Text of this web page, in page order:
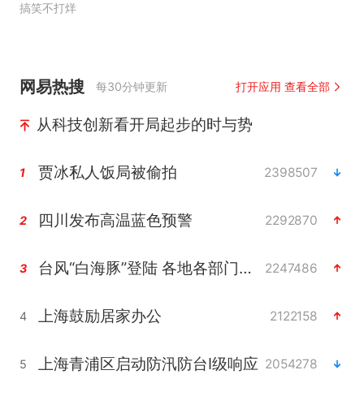
搞笑不打烊
网易热搜 每30分钟更新 打开应用 查看全部
从科技创新看开局起步的时与势
1 贾冰私人饭局被偷拍 2398507
2 四川发布高温蓝色预警 2292870
3 台风“白海豚”登陆 各地各部门全力应对 2247486
4 上海鼓励居家办公 2122158
5 上海青浦区启动防汛防台Ⅰ级响应 2054278